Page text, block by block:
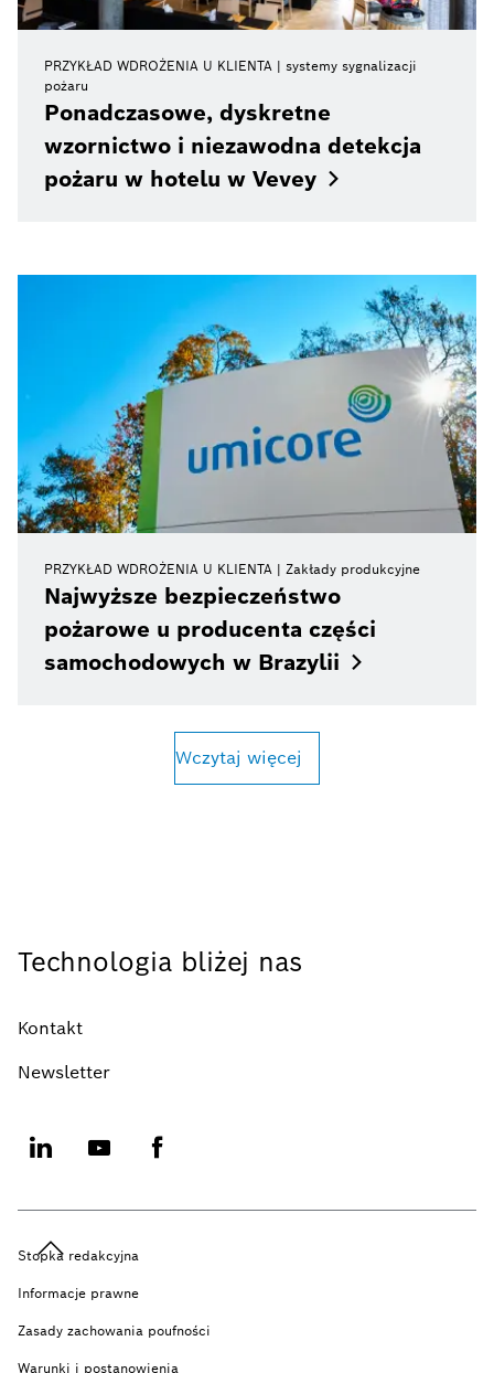
PRZYKŁAD WDROŻENIA U KLIENTA
systemy sygnalizacji
pożaru
Ponadczasowe, dyskretne
wzornictwo i niezawodna detekcja
pożaru w hotelu w Vevey
PRZYKŁAD WDROŻENIA U KLIENTA Zakłady produkcyjne
Najwyższe bezpieczeństwo
pożarowe u producenta części
samochodowych w Brazylii
Wczytaj więcej
Technologia bliżej nas
Kontakt
Newsletter
Stopka redakcyjna
Informacje prawne
Zasady zachowania poufności
Warunki i postanowienia